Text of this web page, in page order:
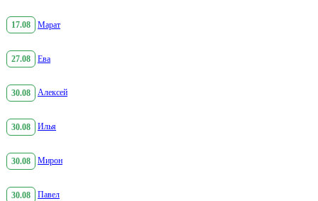
17.08 Марат
27.08 Ева
30.08 Алексей
30.08 Илья
30.08 Мирон
30.08 Павел